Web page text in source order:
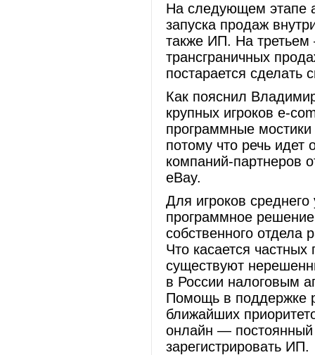
На следующем этапе
запуска продаж
также ИП. На третьем
трансграничных
постарается
Как пояснил
крупных игроков e-
программные
потому что речь
компаний-партнеров
eBay.
Для игроков
программное
собственного отдела
Что касается
существуют
в России налоговым
Помощь в поддержке
ближайших
онлайн — постоянный
зарегистрировать ИП.